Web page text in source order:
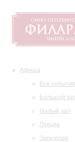
Афиша
Все события
Большой
Малый зал
Лекции
Экскурсии